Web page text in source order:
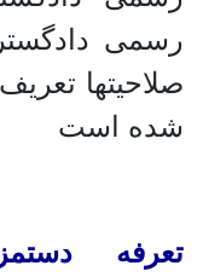
رسمی
صلاحیتها
شده است
تعرفه